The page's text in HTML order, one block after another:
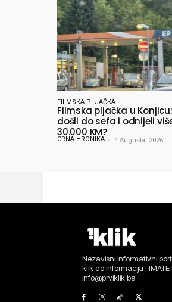
FILMSKA PLJAČKA
Filmska pljačka u
došli do sefa i odnijeli
30.000 KM?
CRNA HRONIKA 4 Augusta, 2026
Nezavisni informativni
klik do informacija !
info@prviklik.ba